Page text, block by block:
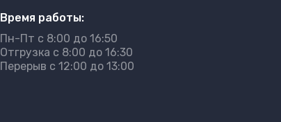
Время работы:
Пн-Пт с 8:00 до 16:50
Отгрузка с 8:00 до 16:30
Перерыв с 12:00 до 13:00